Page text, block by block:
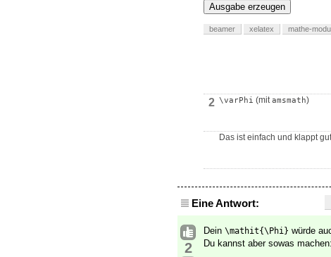
Ausgabe erzeugen
beamer xelatex mathe-
2 \varPhi (mitamsmath)
Das ist einfach und klappt
Eine Antwort:
2
Dein \mathit{\Phi} würde
Du kannst aber sowas machen: